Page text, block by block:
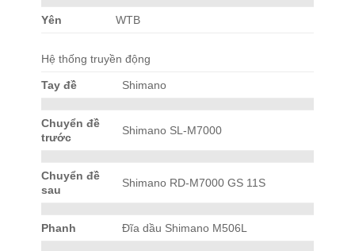
Yên WTB
Hệ thống truyền động
Tay đề Shimano
Chuyển đề
trước
Shimano SL-M7000
Chuyển đề
sau
Shimano RD-M7000 GS 11S
Phanh Đĩa dầu Shimano M506L